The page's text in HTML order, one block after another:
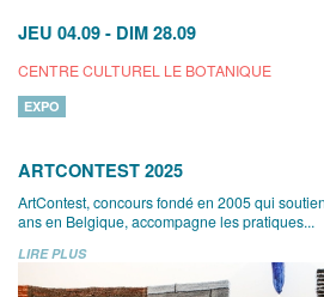
JEU 04.09 - DIM 28.09
CENTRE CULTUREL LE BOTANIQUE
EXPO
ARTCONTEST 2025
ArtContest, concours fondé en 2005 qui
ans en Belgique, accompagne les pratiques...
LIRE PLUS